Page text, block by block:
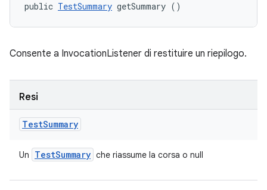
public TestSummary getSummary ()
Consente a InvocationListener di restituire un riepilogo.
Resi
TestSummary
Un TestSummary che riassume la corsa o null